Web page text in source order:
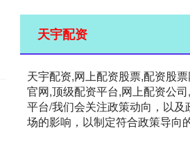
天宇配资
天宇配资,网上配资股票,配资股
官网,顶级配资平台,网上配资公
平台/我们会关注政策动向，以及
场的影响，以制定符合政策导向